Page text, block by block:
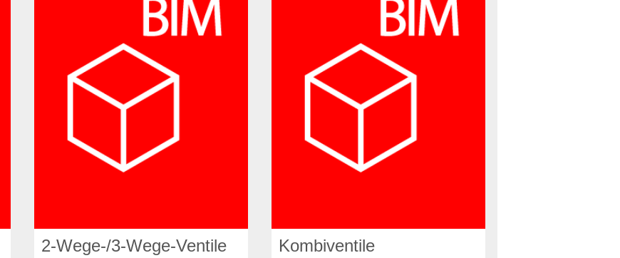
2-Wege-/3-Wege-Ventile Kombiventile